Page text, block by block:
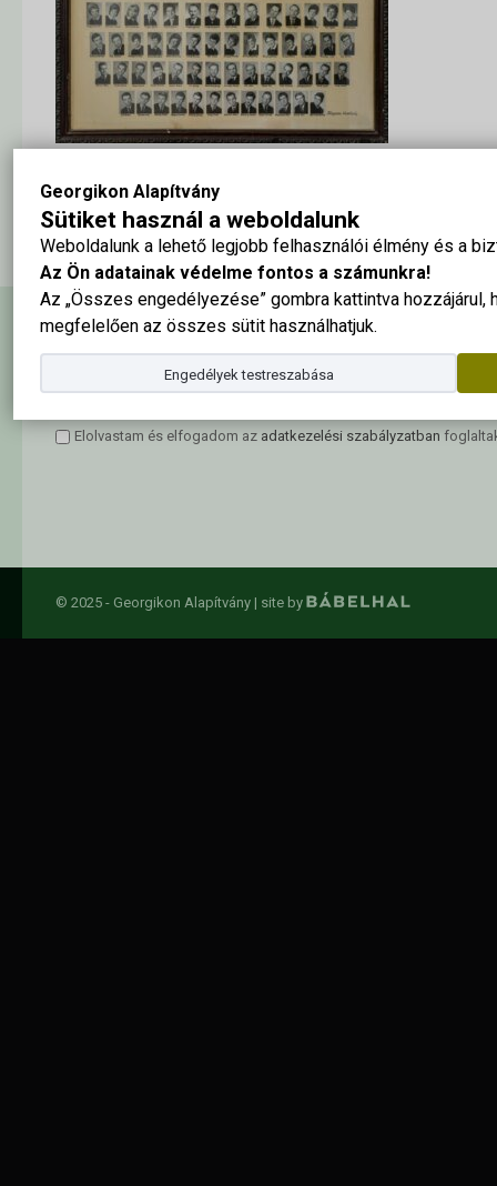
Georgikon Alapítvány
Sütiket használ a weboldalunk
Weboldalunk a lehető legjobb felhasználói élmény és a
Az Ön adatainak védelme fontos a számunkra!
Az „Összes engedélyezése” gombra kattintva hozzájárul,
megfelelően az összes sütit használhatjuk.
Engedélyek testreszabása
1964-ben végzett Keszthelyi Növényvédelmi Technikum hallgatói
Hírlevél feliratkozás
Elolvastam és elfogadom az adatkezelési szabályzatban
© 2025 - Georgikon Alapítvány | site by